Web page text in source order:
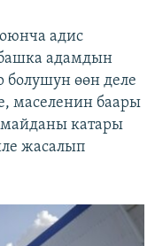
адис
адамдын
болушун өөн деле
маселенин баары
майданы катары
жасалып